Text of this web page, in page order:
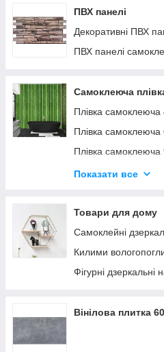
ПВХ панелі
Декоративні ПВХ
ПВХ панелі
Самоклеюча
Плівка самоклеюча
Плівка самоклеюча
Плівка самоклеюча
Плівка віконна
Плівка самоклеюча
Показати все
Товари для дому
Самоклейні
Килими
Фігурні дзеркальні
Вінілова плитка